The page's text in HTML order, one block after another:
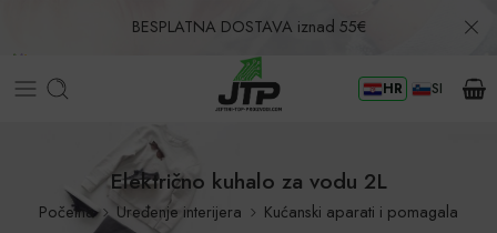
BESPLATNA DOSTAVA iznad 55€
Povrat u roku od 30 dana! HR SI
Električno kuhalo za vodu 2L
Početna Uređenje interijera Kućanski aparati i pomagala